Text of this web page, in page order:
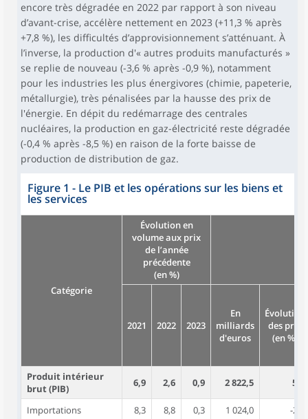
encore très dégradée en 2022 par rapport à son niveau
d’avant-crise, accélère nettement en 2023 (+11,3 % après
+7,8 %), les difficultés d’approvisionnement s’atténuant. À
l’inverse, la production d'« autres produits manufacturés »
se replie de nouveau (-3,6 % après -0,9 %), notamment
pour les industries les plus énergivores (chimie, papeterie,
métallurgie), très pénalisées par la hausse des prix de
l'énergie. En dépit du redémarrage des centrales
nucléaires, la production en gaz-électricité reste dégradée
(-0,4 % après -8,5 %) en raison de la forte baisse de
production de distribution de gaz.
Figure 1 - Le PIB et les opérations sur les biens et
les services
Catégorie
Évolution en
volume aux prix
de l’année
précédente
(en %)
2021 2022 2023
En
milliards
d'euros
Évolution
des prix
(en %)
Produit intérieur
brut (PIB)
6,9 2,6 0,9 2 822,5 5,3
Importations 8,3 8,8 0,3 1 024,0 -2,2